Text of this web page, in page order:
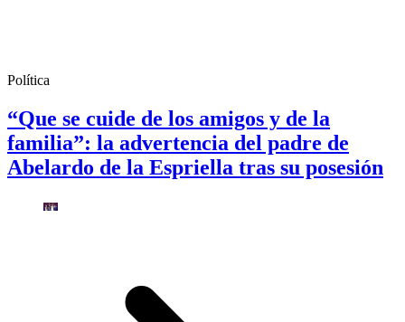
Política
“Que se cuide de los amigos y de la
familia”: la advertencia del padre de
Abelardo de la Espriella tras su posesión